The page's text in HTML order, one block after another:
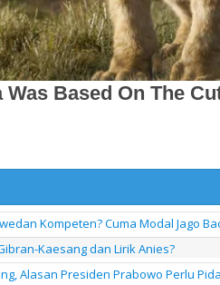
Kompeten? Cuma Modal Jago
Kaesang dan Lirik Anies?
Alasan Presiden Prabowo Perlu